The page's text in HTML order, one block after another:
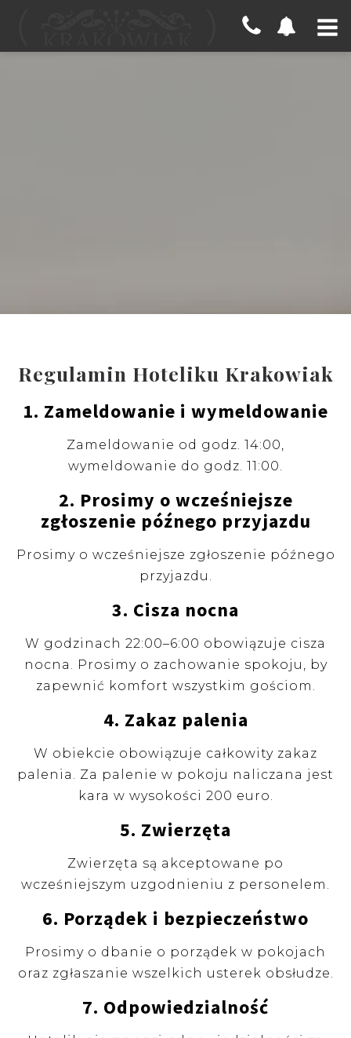
Regulamin Hoteliku Krakowiak
1. Zameldowanie i wymeldowanie
Zameldowanie od godz. 14:00,
wymeldowanie do godz. 11:00.
2. Prosimy o wcześniejsze
zgłoszenie późnego przyjazdu
Prosimy o wcześniejsze zgłoszenie późnego
przyjazdu.
3. Cisza nocna
W godzinach 22:00–6:00 obowiązuje cisza
nocna. Prosimy o zachowanie spokoju, by
zapewnić komfort wszystkim gościom.
4. Zakaz palenia
W obiekcie obowiązuje całkowity zakaz
palenia. Za palenie w pokoju naliczana jest
kara w wysokości 200 euro.
5. Zwierzęta
Zwierzęta są akceptowane po
wcześniejszym uzgodnieniu z personelem.
6. Porządek i bezpieczeństwo
Prosimy o dbanie o porządek w pokojach
oraz zgłaszanie wszelkich usterek obsłudze.
7. Odpowiedzialność